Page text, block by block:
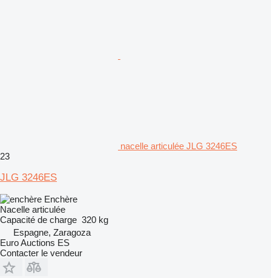
nacelle articulée JLG 3246ES
23
JLG 3246ES
Enchère
Nacelle articulée
Capacité de charge 320 kg
Espagne, Zaragoza
Euro Auctions ES
Contacter le vendeur